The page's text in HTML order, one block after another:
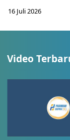
16 Juli 2026
Video